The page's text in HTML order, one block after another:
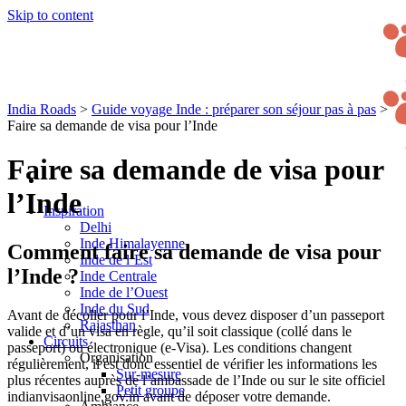
Skip to content
Inspiration
Delhi
Inde Himalayenne
Inde de l’Est
Inde Centrale
Inde de l’Ouest
Inde du Sud
Rajasthan
Circuits
Organisation
Sur-mesure
Petit groupe
India Roads > Guide voyage Inde : préparer son séjour pas à pas >
Faire sa demande de visa pour l’Inde
Faire sa demande de visa pour
l’Inde
Comment faire sa demande de visa pour
l’Inde ?
Avant de décoller pour l’Inde, vous devez disposer d’un passeport
valide et d’un visa en règle, qu’il soit classique (collé dans le
passeport) ou électronique (e‑Visa). Les conditions changent
régulièrement, il est donc essentiel de vérifier les informations les
plus récentes auprès de l’ambassade de l’Inde ou sur le site officiel
indianvisaonline.gov.in avant de déposer votre demande.